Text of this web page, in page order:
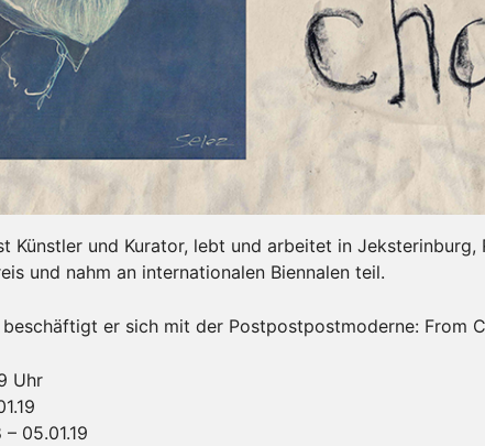
Künstler und Kurator, lebt und arbeitet in Jeksterinburg,
und nahm an internationalen Biennalen teil.
er sich mit der Postpostpostmoderne: From
Uhr
– 05.01.19